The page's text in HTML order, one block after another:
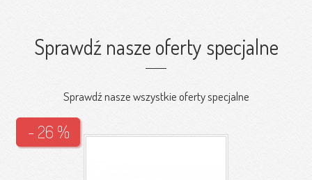
Sprawdź nasze oferty specjalne
Sprawdź nasze wszystkie oferty specjalne
- 26 %